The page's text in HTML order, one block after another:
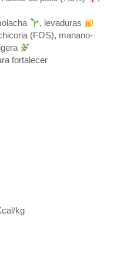
, levaduras
(FOS), manano-
fortalecer
kg